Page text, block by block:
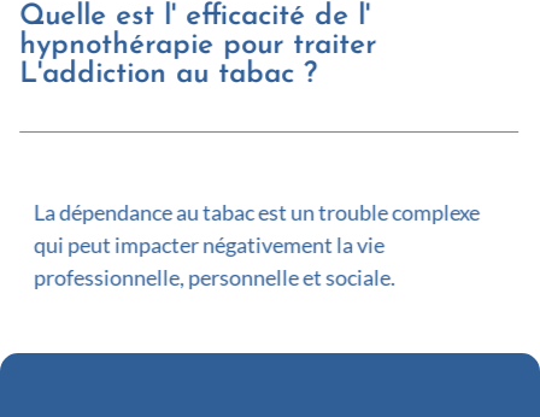
Quelle est l' efficacité de l'
hypnothérapie pour traiter
L'addiction au tabac ?
La dépendance au tabac est un trouble complexe
qui peut impacter négativement la vie
professionnelle, personnelle et sociale.